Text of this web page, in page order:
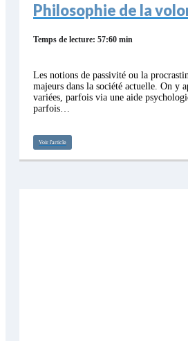
Philosophie de la
Temps de lecture: 57:60 min
Les notions de passivité ou la
majeurs dans la société actuelle. On y
variées, parfois via une aide
parfois…
Voir l'article